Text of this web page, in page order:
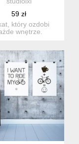
59 zł
który ozdobi
wnętrze.